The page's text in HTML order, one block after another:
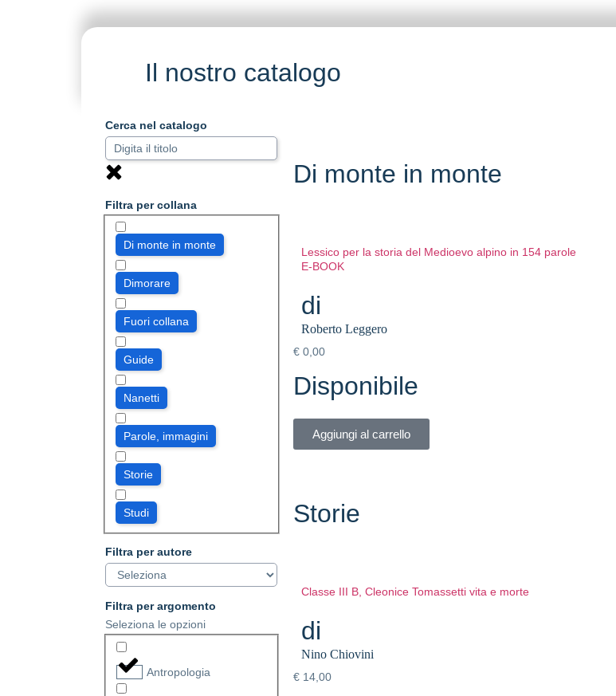
Il nostro catalogo
Cerca nel catalogo
Filtra per collana
Di monte in monte
Dimorare
Fuori collana
Guide
Nanetti
Parole, immagini
Storie
Studi
Filtra per autore
Filtra per argomento
Seleziona le opzioni
Antropologia
Di monte in monte
Lessico per la storia del Medioevo alpino in 154 parole
E-BOOK
di
Roberto Leggero
€ 0,00
Disponibile
Aggiungi al carrello
Storie
Classe III B, Cleonice Tomassetti vita e morte
di
Nino Chiovini
€ 14,00